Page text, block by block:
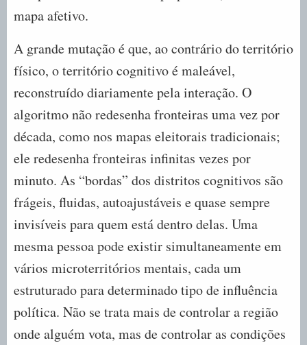
mapa afetivo.
A grande mutação é que, ao contrário do território
físico, o território cognitivo é maleável,
reconstruído diariamente pela interação. O
algoritmo não redesenha fronteiras uma vez por
década, como nos mapas eleitorais tradicionais;
ele redesenha fronteiras infinitas vezes por
minuto. As “bordas” dos distritos cognitivos são
frágeis, fluidas, autoajustáveis e quase sempre
invisíveis para quem está dentro delas. Uma
mesma pessoa pode existir simultaneamente em
vários microterritórios mentais, cada um
estruturado para determinado tipo de influência
política. Não se trata mais de controlar a região
onde alguém vota, mas de controlar as condições